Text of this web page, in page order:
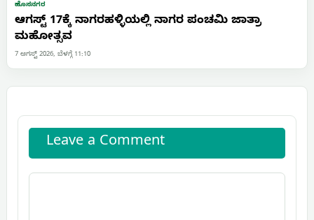
ಹೊಸನಗರ
ಆಗಸ್ಟ್ 17ಕ್ಕೆ ನಾಗರಹಳ್ಳಿಯಲ್ಲಿ ನಾಗರ ಪಂಚಮಿ ಜಾತ್ರಾ
ಮಹೋತ್ಸವ
7 ಆಗಸ್ಟ್ 2026, ಬೆಳಗ್ಗೆ 11:10
Leave a Comment
Comment